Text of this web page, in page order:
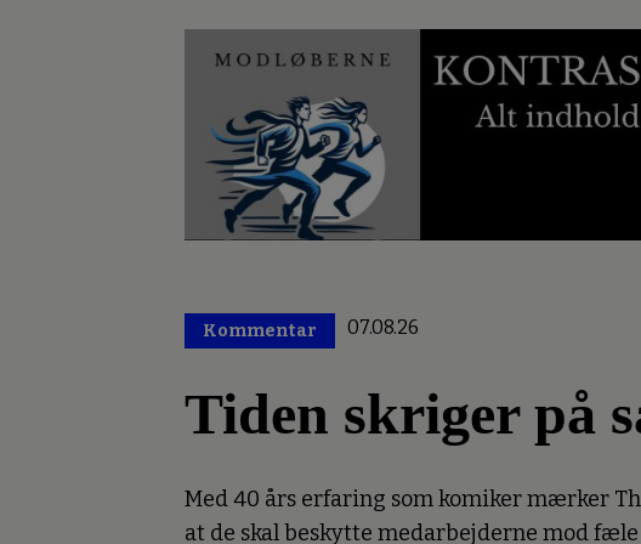
Kommentar 07.08.26
Tiden skriger på
Med 40 års erfaring som komiker mærker
at de skal beskytte medarbejderne mod